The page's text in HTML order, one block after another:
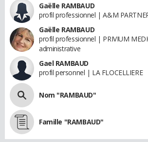
Gaëlle RAMBAUD
profil professionnel | A&M
Gaëlle RAMBAUD
profil professionnel | PRIVIUM
administrative
Gael RAMBAUD
profil personnel | LA FLOCELLIERE
Nom "RAMBAUD"
Famille "RAMBAUD"